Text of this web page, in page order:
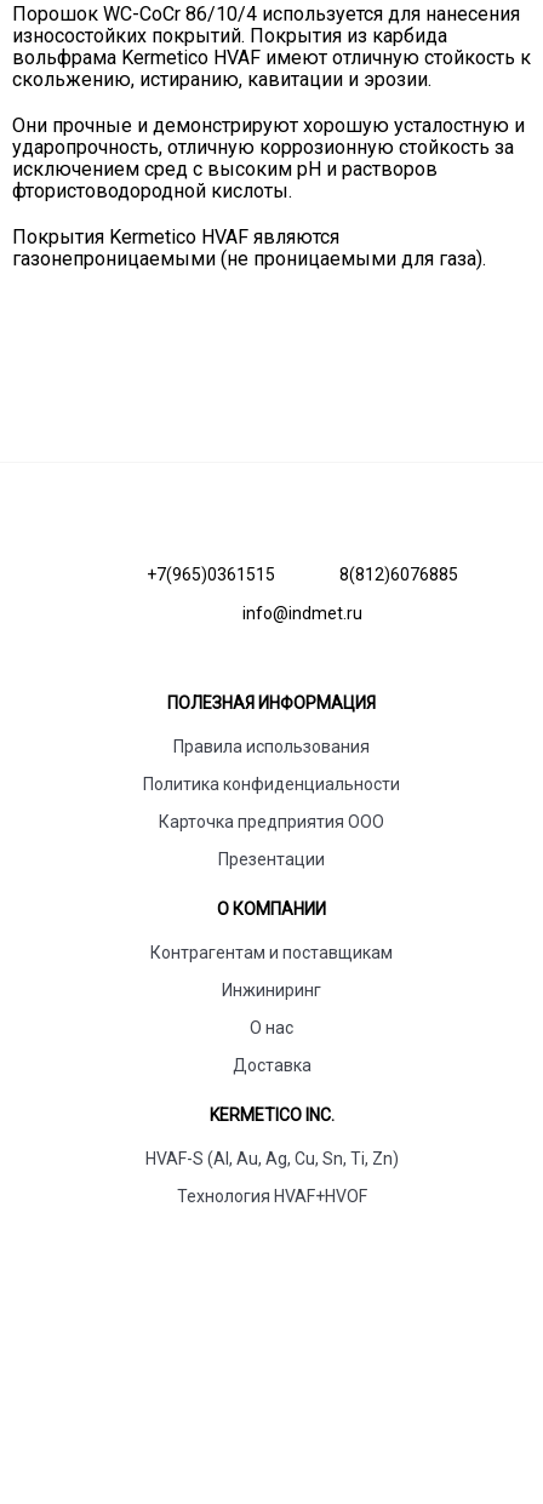
Порошок WC-CoCr 86/10/4 используется для нанесения
износостойких покрытий. Покрытия из карбида
вольфрама Kermetico HVAF имеют отличную стойкость к
скольжению, истиранию, кавитации и эрозии.
Они прочные и демонстрируют хорошую усталостную и
ударопрочность, отличную коррозионную стойкость за
исключением сред с высоким pH и растворов
фтористоводородной кислоты.
Покрытия Kermetico HVAF являются
газонепроницаемыми (не проницаемыми для газа).
+7(965)0361515
8(812)6076885
info@indmet.ru
ПОЛЕЗНАЯ ИНФОРМАЦИЯ
Правила использования
Политика конфиденциальности
Карточка предприятия ООО
Презентации
О КОМПАНИИ
Контрагентам и поставщикам
Инжиниринг
О нас
Доставка
KERMETICO INC.
HVAF-S (Al, Au, Ag, Cu, Sn, Ti, Zn)
Технология HVAF+HVOF